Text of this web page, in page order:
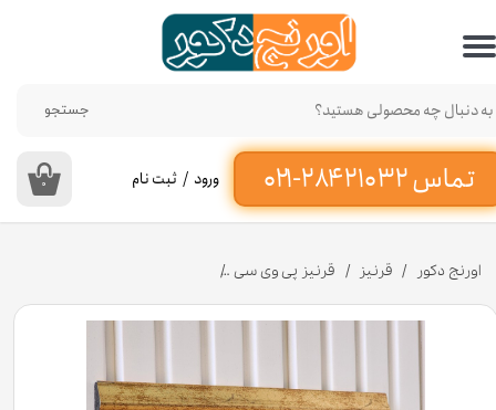
تماس ۳۲ ۲۱۰ ۲۸۴-۰۲۱‌
جستجو
۰ ورود / ثبت نام
حساب کاربری من
تغییر گذر واژه
سفارشات
خروج از حساب کاربری
اورنج دکور قرنیز قرنیز پی وی سی